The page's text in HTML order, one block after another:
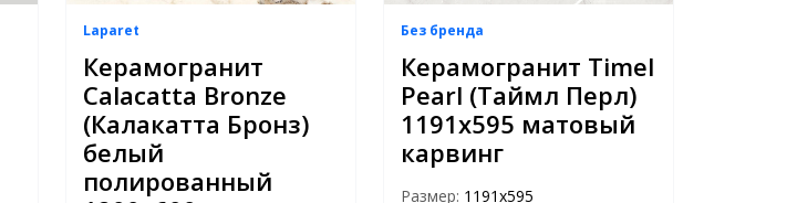
Laparet
Керамогранит
Calacatta Bronze
(Калакатта Бронз)
белый
полированный
Без бренда
Керамогранит Timel
Pearl (Таймл Перл)
1191х595 матовый
карвинг
Размер: 1191x595